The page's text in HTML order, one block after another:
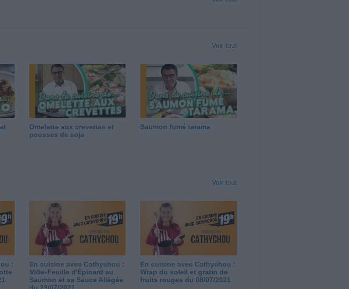
Voir tout
Omelette aux crevettes et
pousses de soja
Saumon fumé tarama
Voir tout
:
En cuisine avec Cathychou :
Mille-Feuille d'Épinard au
Saumon et sa Sauce Allégée
du 23/07/2021
En cuisine avec Cathychou :
Wrap du soleil et gratin de
fruits rouges du 08/07/2021